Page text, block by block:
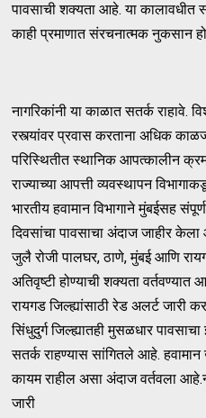
पावसाची शक्यता आहे. या
काही प्रमाणात संरचनात्मक नुकसान
नागरिकांनी या काळात सतर्क राहावे.
रस्त्यांवर प्रवास करताना अधिक
परिस्थितीत स्थानिक आपत्कालीन
राज्याच्या आपत्ती व्यवस्थापन
भारतीय हवामान विभागाने मुंबईसह
दिवसांचा पावसाचा अंदाज जाहीर
जुलै रोजी पालघर, ठाणे, मुंबई आणि
अतिवृष्टी होण्याची शक्यता
रायगड जिल्ह्यांसाठी रेड अलर्ट जारी
सिंधुदुर्ग जिल्ह्यातही मुसळधार
सतर्क राहण्यास सांगितले आहे. हवामान
कायम राहील असा अंदाज वर्तवला
जारी